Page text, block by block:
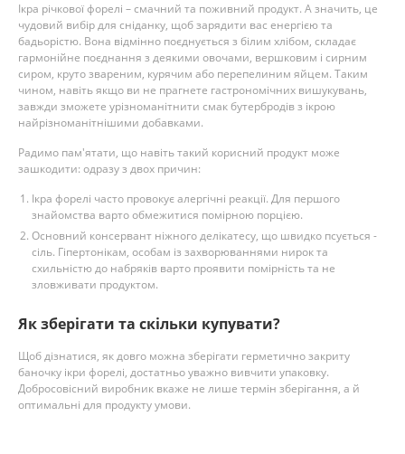
Ікра річкової форелі – смачний та поживний продукт. А значить, це
чудовий вибір для сніданку, щоб зарядити вас енергією та
бадьорістю. Вона відмінно поєднується з білим хлібом, складає
гармонійне поєднання з деякими овочами, вершковим і сирним
сиром, круто звареним, курячим або перепелиним яйцем. Таким
чином, навіть якщо ви не прагнете гастрономічних вишукувань,
завжди зможете урізноманітнити смак бутербродів з ікрою
найрізноманітнішими добавками.
Радимо пам'ятати, що навіть такий корисний продукт може
зашкодити: одразу з двох причин:
Ікра форелі часто провокує алергічні реакції. Для першого
знайомства варто обмежитися помірною порцією.
Основний консервант ніжного делікатесу, що швидко псується -
сіль. Гіпертонікам, особам із захворюваннями нирок та
схильністю до набряків варто проявити помірність та не
зловживати продуктом.
Як зберігати та скільки купувати?
Щоб дізнатися, як довго можна зберігати герметично закриту
баночку ікри форелі, достатньо уважно вивчити упаковку.
Добросовісний виробник вкаже не лише термін зберігання, а й
оптимальні для продукту умови.